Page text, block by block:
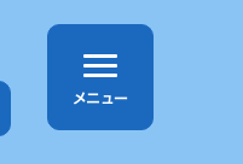
メニュー